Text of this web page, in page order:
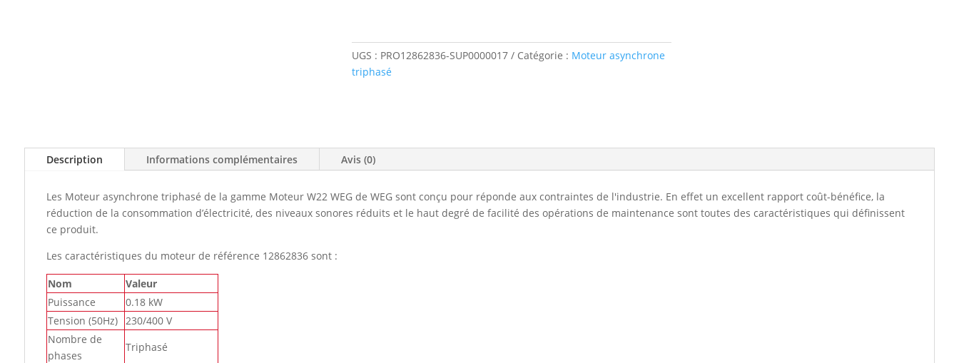
UGS : PRO12862836-SUP0000017 Catégorie : Moteur asynchrone
triphasé
Description Informations complémentaires Avis (0)
Les Moteur asynchrone triphasé de la gamme Moteur W22 WEG de WEG sont conçu pour réponde aux contraintes de l'industrie. En effet un excellent rapport coût-bénéfice, la
réduction de la consommation d’électricité, des niveaux sonores réduits et le haut degré de facilité des opérations de maintenance sont toutes des caractéristiques qui définissent
ce produit.
Les caractéristiques du moteur de référence 12862836 sont :
Nom
Valeur
Puissance
0.18 kW
Tension (50Hz)
230/400 V
Nombre de
phases
Triphasé